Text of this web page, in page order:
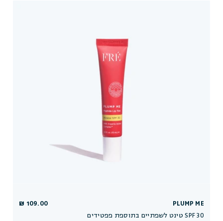
PLUMP ME
טינט לשפתיים בתוספת פפטידים SPF 30
109.00 ₪